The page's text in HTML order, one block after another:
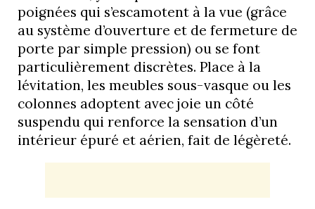
poignées qui s’escamotent à la vue (grâce
au système d’ouverture et de fermeture de
porte par simple pression) ou se font
particulièrement discrètes. Place à la
lévitation, les meubles sous-vasque ou les
colonnes adoptent avec joie un côté
suspendu qui renforce la sensation d’un
intérieur épuré et aérien, fait de légèreté.